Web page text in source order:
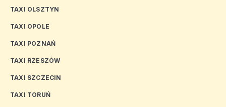
TAXI OLSZTYN
TAXI OPOLE
TAXI POZNAŃ
TAXI RZESZÓW
TAXI SZCZECIN
TAXI TORUŃ